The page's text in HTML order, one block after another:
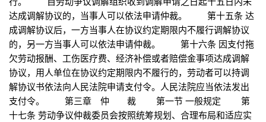
达成调解协议的，当事人可以依法申请仲裁。 第十五条 达
成调解协议后，一方当事人在协议约定期限内不履行调解协议
的，另一方当事人可以依法申请仲裁。 第十六条 因支付拖
欠劳动报酬、工伤医疗费、经济补偿或者赔偿金事项达成调解
协议，用人单位在协议约定期限内不履行的，劳动者可以持调
解协议书依法向人民法院申请支付令。人民法院应当依法发出
支付令。 第三章 仲 裁 第一节 一般规定 第
十七条 劳动争议仲裁委员会按照统筹规划、合理布局和适应实